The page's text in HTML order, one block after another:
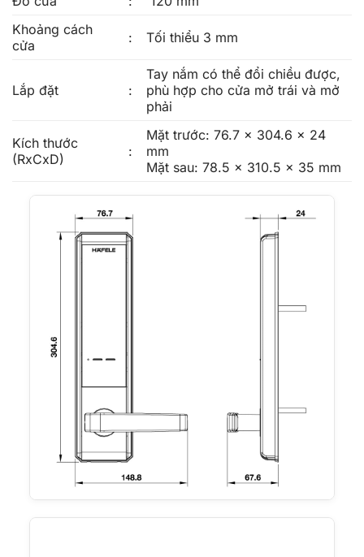
Khoảng cách
cửa
: Tối thiểu 3 mm
Lắp đặt :
Tay nắm có thể đổi chiều được,
phù hợp cho cửa mở trái và mở
phải
Kích thước
(RxCxD)
:
Mặt trước: 76.7 x 304.6 x 24
mm
Mặt sau: 78.5 x 310.5 x 35 mm